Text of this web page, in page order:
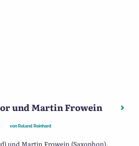
Kutz und Nikola Materne
und Martin Frowein
von Roland Reinhard
und Martin Frowein (Saxophon),